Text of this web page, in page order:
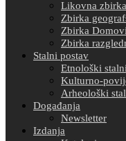
Likovna zbirka
Zbirka
Zbirka
Zbirka
Stalni postav
Etnološki
Kulturno-
Arheološki
Događanja
Newsletter
Izdanja